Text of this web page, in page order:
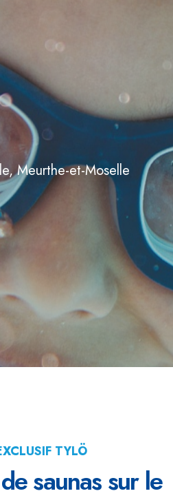
Meurthe-et-Moselle
TYLÖ
saunas sur le